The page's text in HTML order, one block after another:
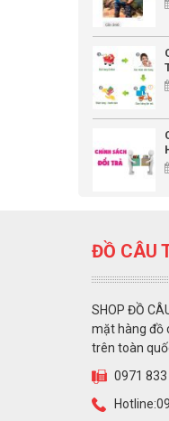
ĐỒ CÂU
SHOP ĐỒ
mặt hàng đồ
trên toàn
0971